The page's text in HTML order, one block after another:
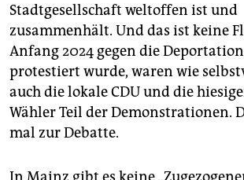
Stadtgesellschaft weltoffen ist und
zusammenhält. Und das ist keine
Anfang 2024 gegen die
protestiert wurde, waren wie
auch die lokale CDU und die
Wähler Teil der Demonstrationen.
mal zur Debatte.